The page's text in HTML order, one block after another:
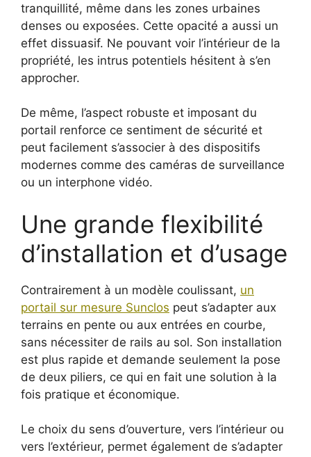
tranquillité, même dans les zones urbaines
denses ou exposées. Cette opacité a aussi un
effet dissuasif. Ne pouvant voir l’intérieur de la
propriété, les intrus potentiels hésitent à s’en
approcher.
De même, l’aspect robuste et imposant du
portail renforce ce sentiment de sécurité et
peut facilement s’associer à des dispositifs
modernes comme des caméras de surveillance
ou un interphone vidéo.
Une grande flexibilité
d’installation et d’usage
Contrairement à un modèle coulissant, un
portail sur mesure Sunclos peut s’adapter aux
terrains en pente ou aux entrées en courbe,
sans nécessiter de rails au sol. Son installation
est plus rapide et demande seulement la pose
de deux piliers, ce qui en fait une solution à la
fois pratique et économique.
Le choix du sens d’ouverture, vers l’intérieur ou
vers l’extérieur, permet également de s’adapter